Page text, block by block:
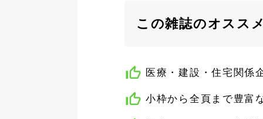
この雑誌のオスス
医療・建設・住宅関係
小枠から全頁まで豊富